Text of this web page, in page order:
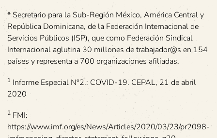
* Secretario para la Sub-Región México, América Central y
República Dominicana, de la Federación Internacional de
Servicios Públicos (ISP), que como Federación Sindical
Internacional aglutina 30 millones de trabajador@s en 154
países y representa a 700 organizaciones afiliadas.
1 Informe Especial N°2.: COVID-19. CEPAL, 21 de abril
2020
2 FMI:
https://www.imf.org/es/News/Articles/2020/03/23/pr2098-